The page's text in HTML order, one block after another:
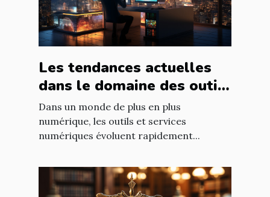
Les tendances actuelles
dans le domaine des outils
et services numériques
Dans un monde de plus en plus
numérique, les outils et services
numériques évoluent rapidement...